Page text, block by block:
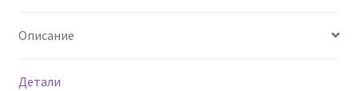
Описание
Детали